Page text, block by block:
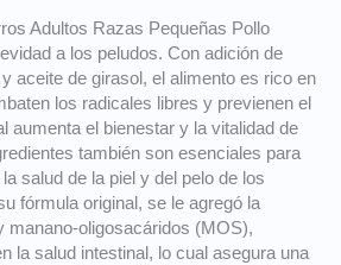
Adultos Razas Pequeñas Pollo
a los peludos. Con adición de
aceite de girasol, el alimento es rico en
los radicales libres y previenen el
aumenta el bienestar y la vitalidad de
también son esenciales para
salud de la piel y del pelo de los
fórmula original, se le agregó la
manano-oligosacáridos (MOS),
la salud intestinal, lo cual asegura una